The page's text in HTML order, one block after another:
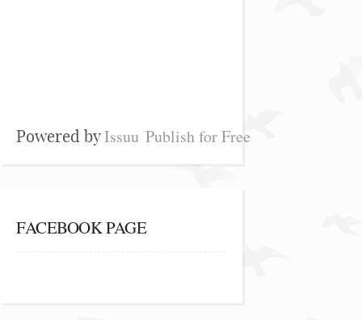
Powered byIssuu Publish for Free
FACEBOOK PAGE